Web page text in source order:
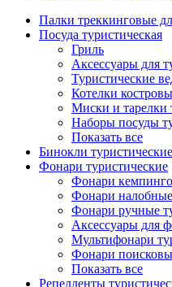
Палки треккинговые
Посуда туристическая
Гриль
Аксессуары для
Туристические
Котелки
Миски и тарелки
Наборы посуды
Показать все
Бинокли туристические
Фонари туристические
Фонари
Фонари
Фонари ручные
Аксессуары для
Мультифонари
Фонари
Показать все
Репелленты